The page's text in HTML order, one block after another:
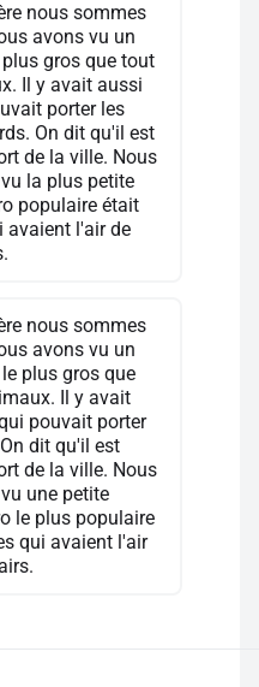
nous sommes
avons vu un
gros que tout
Il y avait aussi
porter les
On dit qu'il est
de la ville. Nous
la plus petite
populaire était
avaient l'air de
nous sommes
avons vu un
plus gros que
Il y avait
pouvait porter
dit qu'il est
de la ville. Nous
une petite
le plus populaire
qui avaient l'air